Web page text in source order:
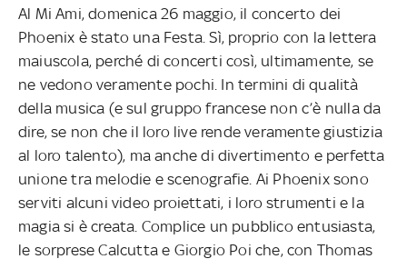
Al Mi Ami, domenica 26 maggio, il concerto dei
Phoenix è stato una Festa. Sì, proprio con la lettera
maiuscola, perché di concerti così, ultimamente, se
ne vedono veramente pochi. In termini di qualità
della musica (e sul gruppo francese non c’è nulla da
dire, se non che il loro live rende veramente giustizia
al loro talento), ma anche di divertimento e perfetta
unione tra melodie e scenografie. Ai Phoenix sono
serviti alcuni video proiettati, i loro strumenti e la
magia si è creata. Complice un pubblico entusiasta,
le sorprese Calcutta e Giorgio Poi che, con Thomas